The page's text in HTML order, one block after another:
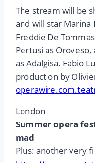
The stream will be
and will star Marina
Freddie De
Pertusi as Oroveso,
as Adalgisa. Fabio
production by
London
Summer opera
mad
Plus: another very